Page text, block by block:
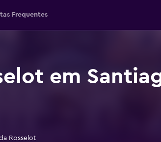
Frequentes
em
Rosselot